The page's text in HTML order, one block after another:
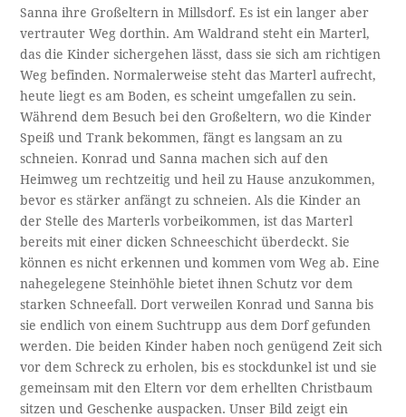
Sanna ihre Großeltern in Millsdorf. Es ist ein langer aber
vertrauter Weg dorthin. Am Waldrand steht ein Marterl,
das die Kinder sichergehen lässt, dass sie sich am richtigen
Weg befinden. Normalerweise steht das Marterl aufrecht,
heute liegt es am Boden, es scheint umgefallen zu sein.
Während dem Besuch bei den Großeltern, wo die Kinder
Speiß und Trank bekommen, fängt es langsam an zu
schneien. Konrad und Sanna machen sich auf den
Heimweg um rechtzeitig und heil zu Hause anzukommen,
bevor es stärker anfängt zu schneien. Als die Kinder an
der Stelle des Marterls vorbeikommen, ist das Marterl
bereits mit einer dicken Schneeschicht überdeckt. Sie
können es nicht erkennen und kommen vom Weg ab. Eine
nahegelegene Steinhöhle bietet ihnen Schutz vor dem
starken Schneefall. Dort verweilen Konrad und Sanna bis
sie endlich von einem Suchtrupp aus dem Dorf gefunden
werden. Die beiden Kinder haben noch genügend Zeit sich
vor dem Schreck zu erholen, bis es stockdunkel ist und sie
gemeinsam mit den Eltern vor dem erhellten Christbaum
sitzen und Geschenke auspacken. Unser Bild zeigt ein